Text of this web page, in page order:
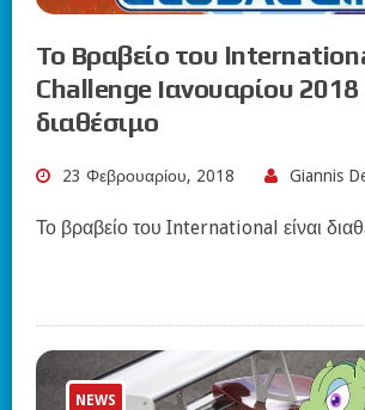
Το Βραβείο του
Challenge Ιανουαρίου 2018
διαθέσιμο
23 Φεβρουαρίου, 2018 Giannis
Το βραβείο του International είναι
NEWS